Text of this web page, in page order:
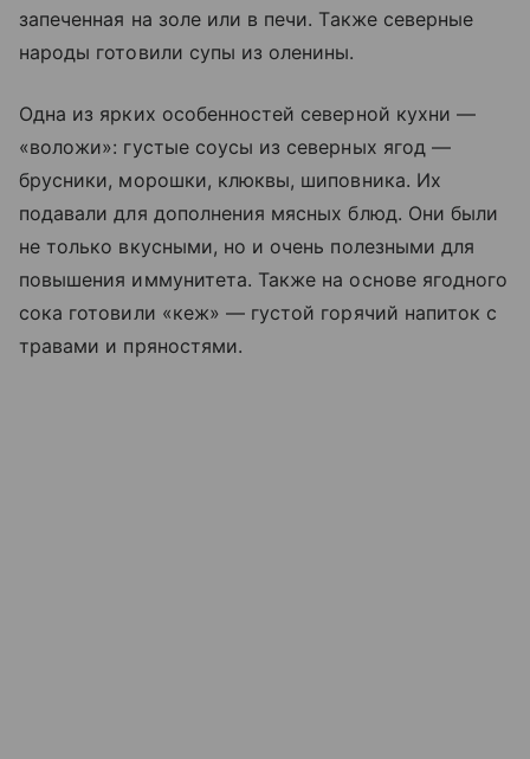
запеченная на золе или в печи. Также северные
народы готовили супы из оленины.
Одна из ярких особенностей северной кухни —
«воложи»: густые соусы из северных ягод —
брусники, морошки, клюквы, шиповника. Их
подавали для дополнения мясных блюд. Они были
не только вкусными, но и очень полезными для
повышения иммунитета. Также на основе ягодного
сока готовили «кеж» — густой горячий напиток с
травами и пряностями.